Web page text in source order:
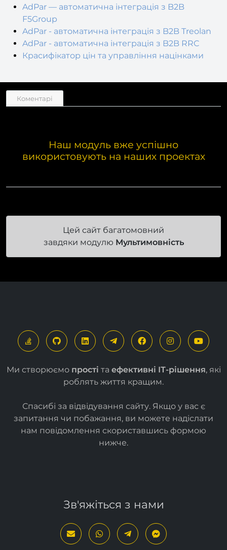
AdPar — автоматична інтеграція з B2B
F5Group
AdPar - автоматична інтеграція з B2B Treolan
AdPar - автоматична інтеграція з B2B RRC
Красифікатор цін та управління націнками
Коментарі
Наш модуль вже успішно
використовують на наших проектах
Цей сайт багатомовний
завдяки модулю Мультимовність
Ми створюємо прості та ефективні ІТ-рішення, які
роблять життя кращим.
Спасибі за відвідування сайту. Якщо у вас є
запитання чи побажання, ви можете надіслати
нам повідомлення скориставшись формою
нижче.
Зв'яжіться з нами